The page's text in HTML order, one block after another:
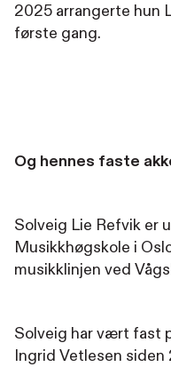
2025 arrangerte hun
første gang.
Og hennes faste
Solveig Lie Refvik er
Musikkhøgskole i
musikklinjen ved
Solveig har vært fast
Ingrid Vetlesen siden